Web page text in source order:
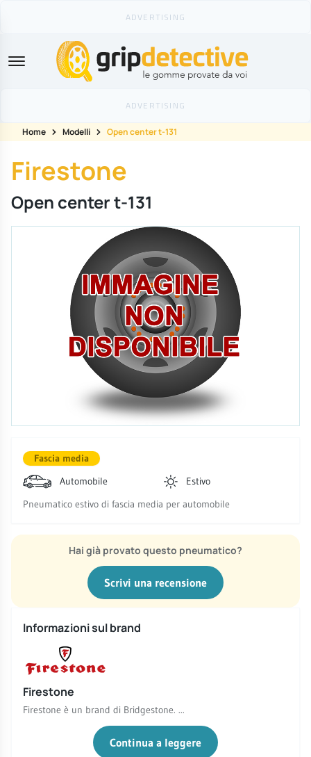
GripDetective
Home Modelli Open center t-131
Firestone
Open center t-131
Fascia media
Automobile
Estivo
Pneumatico estivo di fascia media per automobile
Hai già provato questo pneumatico?
Scrivi una recensione
Informazioni sul brand
Firestone
Firestone è un brand di Bridgestone. ...
Continua a leggere